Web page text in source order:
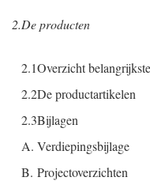
2.De producten
2.1Overzicht
2.2De productartikelen
2.3Bijlagen
A. Verdiepingsbijlage
B. Projectoverzichten